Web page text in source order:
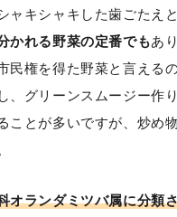
ャキシャキした歯ごたえ
かれる野菜の定番でもあ
民権を得た野菜と言える
、グリーンスムージー作
ことが多いですが、炒め
オランダミツバ属に分類